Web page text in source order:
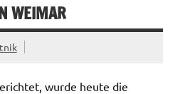
WEIMAR
wurde heute die